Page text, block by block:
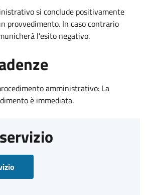
si conclude positivamente
provvedimento. In caso contrario
l’esito negativo.
amministrativo: La
è immediata.